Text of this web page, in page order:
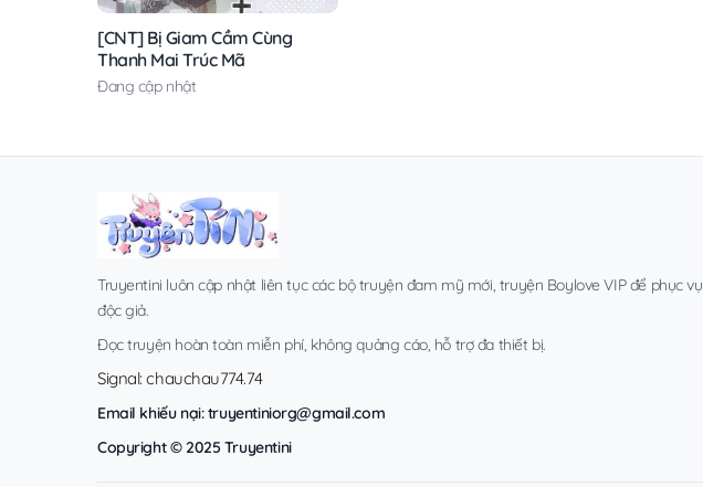
[CNT] Bị Giam Cầm Cùng
Thanh Mai Trúc Mã
Đang cập nhật
Truyentini luôn cập nhật liên tục các bộ truyện đam mỹ mới, truyện Boylove VIP để phục vụ
độc giả.
Đọc truyện hoàn toàn miễn phí, không quảng cáo, hỗ trợ đa thiết bị.
Signal: chauchau774.74
Email khiếu nại:truyentiniorg@gmail.com
Copyright © 2025 Truyentini